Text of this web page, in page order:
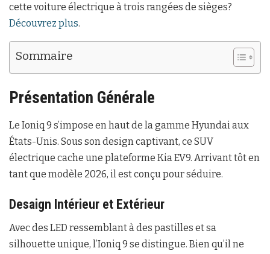
cette voiture électrique à trois rangées de sièges?
Découvrez plus.
Sommaire
Présentation Générale
Le Ioniq 9 s’impose en haut de la gamme Hyundai aux
États-Unis. Sous son design captivant, ce SUV
électrique cache une plateforme Kia EV9. Arrivant tôt en
tant que modèle 2026, il est conçu pour séduire.
Desaign Intérieur et Extérieur
Avec des LED ressemblant à des pastilles et sa
silhouette unique, l’Ioniq 9 se distingue. Bien qu’il ne